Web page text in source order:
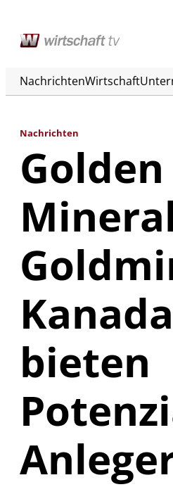
NachrichtenWirtschaft
Nachrichten
Kanada
bieten